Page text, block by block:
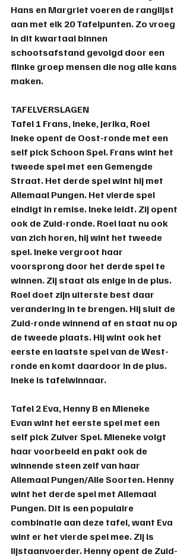
Hans en Margriet voeren de ranglijst
aan met elk 20 Tafelpunten. Zo vroeg
in dit kwartaal binnen
schootsafstand gevolgd door een
flinke groep mensen die nog alle kans
maken.
TAFELVERSLAGEN
Tafel 1 Frans, Ineke, Jerika, Roel
Ineke opent de Oost-ronde met een
self pick Schoon Spel. Frans wint het
tweede spel met een Gemengde
Straat. Het derde spel wint hij met
Allemaal Pungen. Het vierde spel
eindigt in remise. Ineke leidt. Zij opent
ook de Zuid-ronde. Roel laat nu ook
van zich horen, hij wint het tweede
spel. Ineke vergroot haar
voorsprong door het derde spel te
winnen. Zij staat als enige in de plus.
Roel doet zijn uiterste best daar
verandering in te brengen. Hij sluit de
Zuid-ronde winnend af en staat nu op
de tweede plaats. Hij wint ook het
eerste en laatste spel van de West-
ronde en komt daardoor in de plus.
Ineke is tafelwinnaar.
Tafel 2 Eva, Henny B en Mieneke
Evan wint het eerste spel met een
self pick Zuiver Spel. Mieneke volgt
haar voorbeeld en pakt ook de
winnende steen zelf van haar
Allemaal Pungen/Alle Soorten. Henny
wint het derde spel met Allemaal
Pungen. Dit is een populaire
combinatie aan deze tafel, want Eva
wint er het vierde spel mee. Zij is
lijstaanvoerder. Henny opent de Zuid-